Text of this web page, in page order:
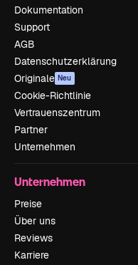
Dokumentation
Support
AGB
Datenschutzerklärung
Originale Neu
Cookie-Richtlinie
Vertrauenszentrum
Partner
Unternehmen
Unternehmen
Preise
Über uns
Reviews
Karriere